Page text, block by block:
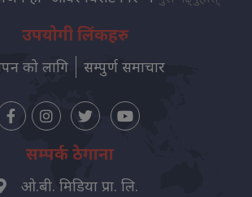
उपयोगी लिंकहरु
को लागि सम्पुर्ण समाचार
सम्पर्क ठेगाना
ओ.बी. मिडिया प्रा. लि.